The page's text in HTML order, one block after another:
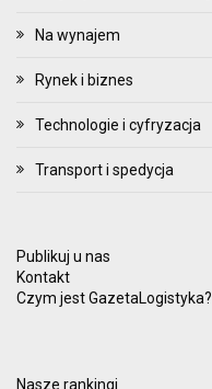
Na wynajem
Rynek i biznes
Technologie i cyfryzacja
Transport i spedycja
Publikuj u nas
Kontakt
Czym jest GazetaLogistyka?
Nasze rankingi